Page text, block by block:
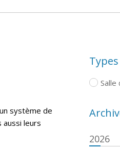
système de
leurs
Salle
2026